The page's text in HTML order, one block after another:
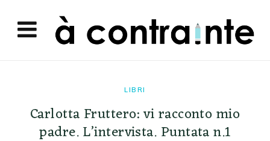
LIBRI
Carlotta Fruttero: vi racconto mio
padre. L’intervista. Puntata n.1